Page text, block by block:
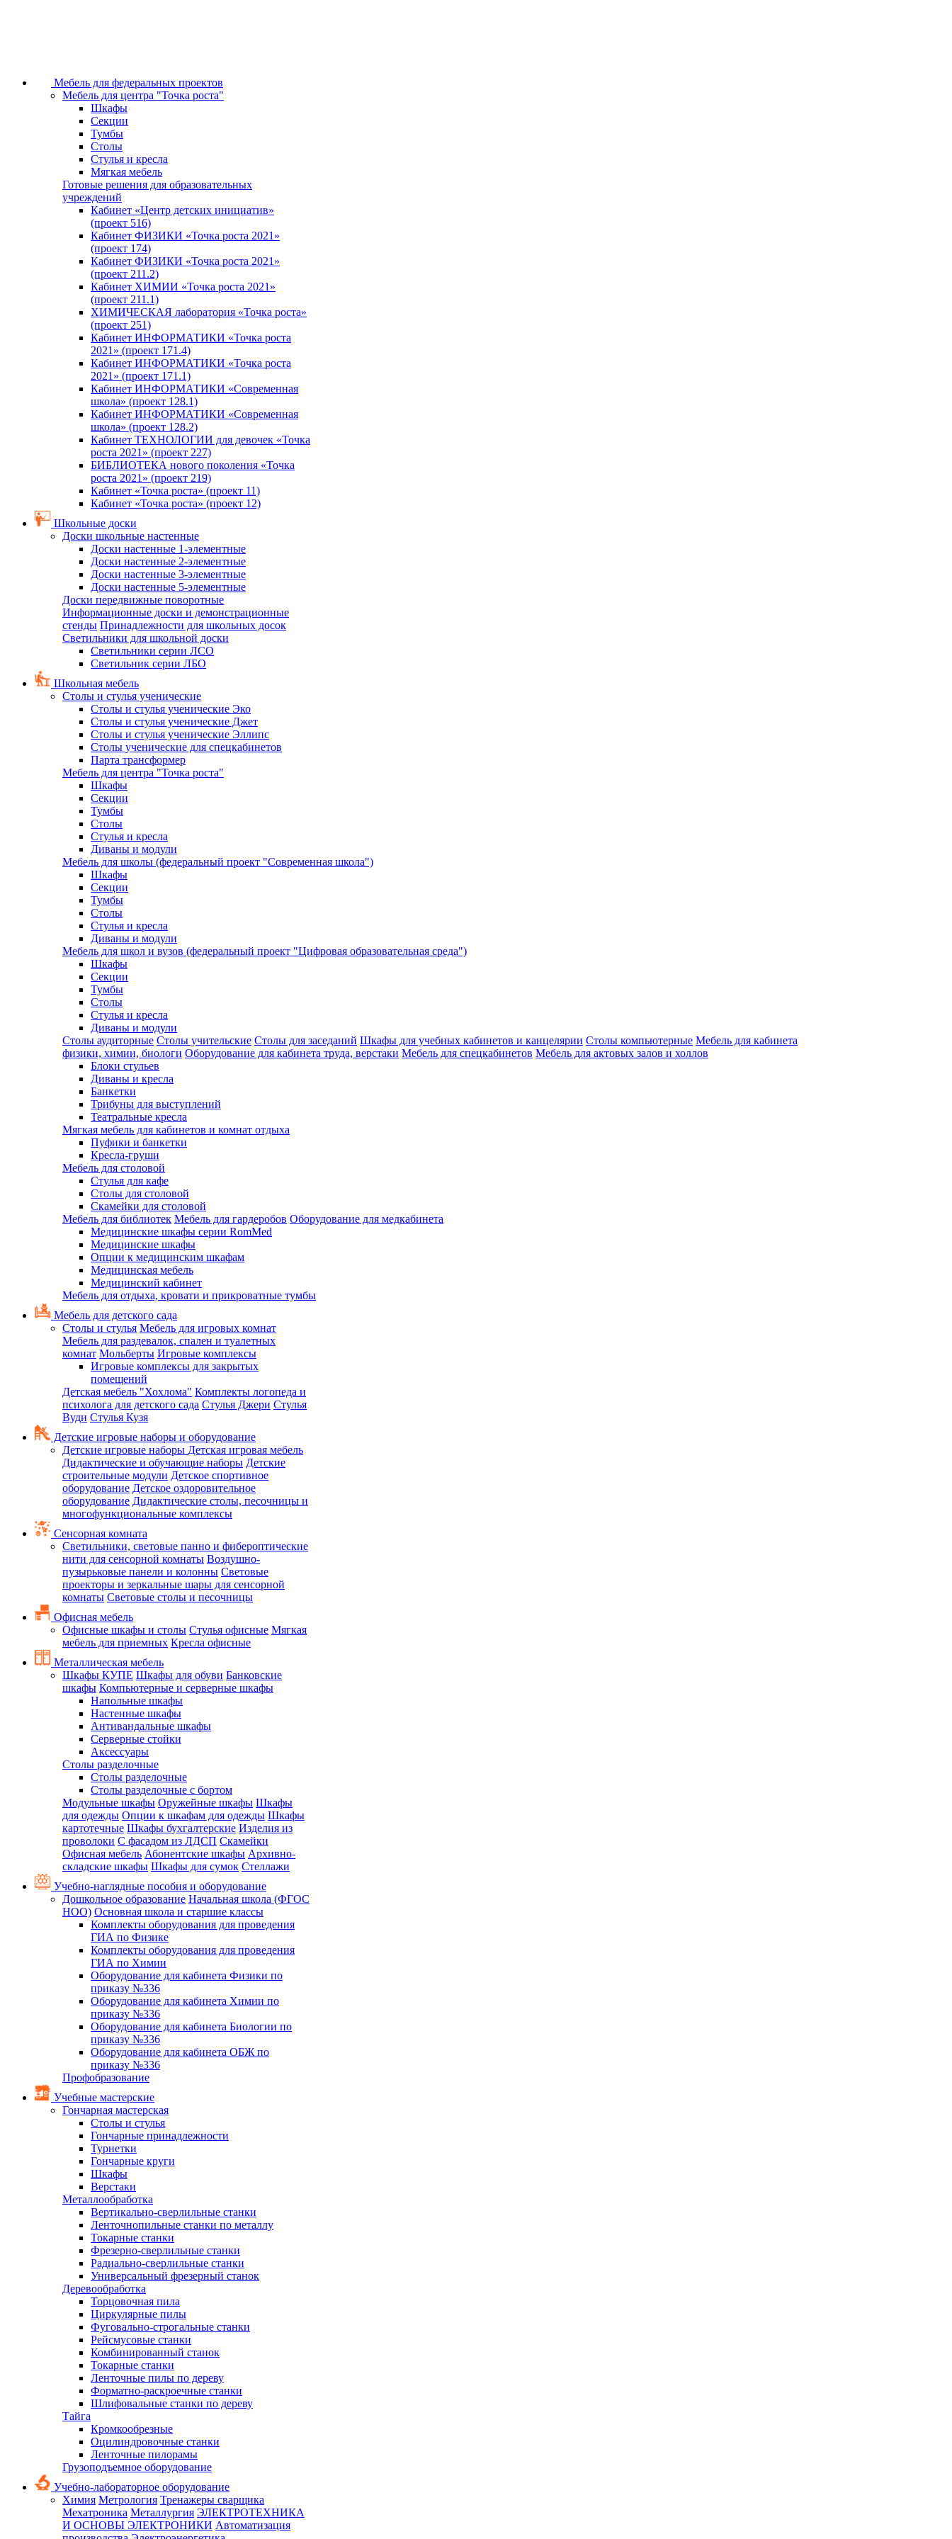
Мебель для федеральных проектов
Мебель для центра "Точка роста"
Шкафы
Секции
Тумбы
Столы
Стулья и кресла
Мягкая мебель
Готовые решения для образовательных
учреждений
Кабинет «Центр детских инициатив»
(проект 516)
Кабинет ФИЗИКИ «Точка роста 2021»
(проект 174)
Кабинет ФИЗИКИ «Точка роста 2021»
(проект 211.2)
Кабинет ХИМИИ «Точка роста 2021»
(проект 211.1)
ХИМИЧЕСКАЯ лаборатория «Точка роста»
(проект 251)
Кабинет ИНФОРМАТИКИ «Точка роста
2021» (проект 171.4)
Кабинет ИНФОРМАТИКИ «Точка роста
2021» (проект 171.1)
Кабинет ИНФОРМАТИКИ «Современная
школа» (проект 128.1)
Кабинет ИНФОРМАТИКИ «Современная
школа» (проект 128.2)
Кабинет ТЕХНОЛОГИИ для девочек «Точка
роста 2021» (проект 227)
БИБЛИОТЕКА нового поколения «Точка
роста 2021» (проект 219)
Кабинет «Точка роста» (проект 11)
Кабинет «Точка роста» (проект 12)
Школьные доски
Доски школьные настенные
Доски настенные 1-элементные
Доски настенные 2-элементные
Доски настенные 3-элементные
Доски настенные 5-элементные
Доски передвижные поворотные
Информационные доски и демонстрационные
стенды Принадлежности для школьных досок
Светильники для школьной доски
Светильники серии ЛСО
Светильник серии ЛБО
Школьная мебель
Столы и стулья ученические
Столы и стулья ученические Эко
Столы и стулья ученические Джет
Столы и стулья ученические Эллипс
Столы ученические для спецкабинетов
Парта трансформер
Мебель для центра "Точка роста"
Шкафы
Секции
Тумбы
Столы
Стулья и кресла
Диваны и модули
Мебель для школы (федеральный проект "Современная школа")
Шкафы
Секции
Тумбы
Столы
Стулья и кресла
Диваны и модули
Мебель для школ и вузов (федеральный проект "Цифровая образовательная среда")
Шкафы
Секции
Тумбы
Столы
Стулья и кресла
Диваны и модули
Столы аудиторные Столы учительские Столы для заседаний Шкафы для учебных кабинетов и канцелярии Столы компьютерные Мебель для кабинета
физики, химии, биологи Оборудование для кабинета труда, верстаки Мебель для спецкабинетов Мебель для актовых залов и холлов
Блоки стульев
Диваны и кресла
Банкетки
Трибуны для выступлений
Театральные кресла
Мягкая мебель для кабинетов и комнат отдыха
Пуфики и банкетки
Кресла-груши
Мебель для столовой
Cтулья для кафе
Cтолы для столовой
Скамейки для столовой
Мебель для библиотек Мебель для гардеробов Оборудование для медкабинета
Медицинские шкафы серии RomMed
Медицинские шкафы
Опции к медицинским шкафам
Медицинская мебель
Медицинский кабинет
Мебель для отдыха, кровати и прикроватные тумбы
Мебель для детского сада
Столы и стулья Мебель для игровых комнат
Мебель для раздевалок, спален и туалетных
комнат Мольберты Игровые комплексы
Игровые комплексы для закрытых
помещений
Детская мебель "Хохлома" Комплекты логопеда и
психолога для детского сада Стулья Джери Стулья
Вуди Стулья Кузя
Детские игровые наборы и оборудование
Детские игровые наборы Детская игровая мебель
Дидактические и обучающие наборы Детские
строительные модули Детское спортивное
оборудование Детское оздоровительное
оборудование Дидактические столы, песочницы и
многофункциональные комплексы
Сенсорная комната
Светильники, световые панно и фибероптические
нити для сенсорной комнаты Воздушно-
пузырьковые панели и колонны Световые
проекторы и зеркальные шары для сенсорной
комнаты Световые столы и песочницы
Офисная мебель
Офисные шкафы и столы Стулья офисные Мягкая
мебель для приемных Кресла офисные
Металлическая мебель
Шкафы КУПЕ Шкафы для обуви Банковские
шкафы Компьютерные и серверные шкафы
Напольные шкафы
Настенные шкафы
Антивандальные шкафы
Серверные стойки
Аксессуары
Столы разделочные
Столы разделочные
Столы разделочные с бортом
Модульные шкафы Оружейные шкафы Шкафы
для одежды Опции к шкафам для одежды Шкафы
картотечные Шкафы бухгалтерские Изделия из
проволоки С фасадом из ЛДСП Скамейки
Офисная мебель Абонентские шкафы Архивно-
складские шкафы Шкафы для сумок Стеллажи
Учебно-наглядные пособия и оборудование
Дошкольное образование Начальная школа (ФГОС
НОО) Основная школа и старшие классы
Комплекты оборудования для проведения
ГИА по Физике
Комплекты оборудования для проведения
ГИА по Химии
Оборудование для кабинета Физики по
приказу №336
Оборудование для кабинета Химии по
приказу №336
Оборудование для кабинета Биологии по
приказу №336
Оборудование для кабинета ОБЖ по
приказу №336
Профобразование
Учебные мастерские
Гончарная мастерская
Столы и стулья
Гончарные принадлежности
Турнетки
Гончарные круги
Шкафы
Верстаки
Металлообработка
Вертикально-сверлильные станки
Ленточнопильные станки по металлу
Токарные станки
Фрезерно-сверлильные станки
Радиально-сверлильные станки
Универсальный фрезерный станок
Деревообработка
Торцовочная пила
Циркулярные пилы
Фуговально-строгальные станки
Рейсмусовые станки
Комбинированный станок
Токарные станки
Ленточные пилы по дереву
Форматно-раскроечные станки
Шлифовальные станки по дереву
Тайга
Кромкообрезные
Оцилиндровочные станки
Ленточные пилорамы
Грузоподъемное оборудование
Учебно-лабораторное оборудование
Химия Метрология Тренажеры сварщика
Мехатроника Металлургия ЭЛЕКТРОТЕХНИКА
И ОСНОВЫ ЭЛЕКТРОНИКИ Автоматизация